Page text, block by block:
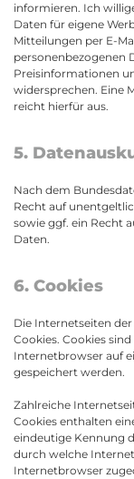
informieren. Ich
Daten für eigene
Mitteilungen per E-
personenbezogenen
Preisinformationen
widersprechen. Eine
reicht hierfür aus.
5.
Nach dem
Recht auf
sowie ggf. ein Recht
Daten.
6. Cookies
Die Internetseiten
Cookies. Cookies
Internetbrowser auf
gespeichert werden.
Zahlreiche
Cookies enthalten
eindeutige Kennung
durch welche
Internetbrowser